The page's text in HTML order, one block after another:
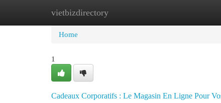
vietbizdirectory
Home New Site Listings
Home
1
Cadeaux Corporatifs : Le Magasin En Ligne Pour